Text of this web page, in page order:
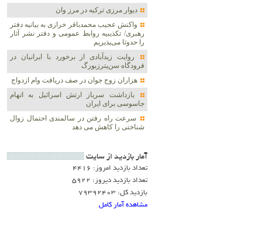
دیوار مرزی ترکیه در مرز وان
واکنش عجیب محمدباقر خرازی به بیانیه دفتر
رهبری/ تکذیبیه روابط عمومی و دفتر نشر آثار
را حدوثا می‌پذیریم
روایت زیدآبادی از برخورد با ایرانیان در
فرودگاه سن‌پترزبورگ
هزاران زوج‌ جوان در صف دریافت وام ازدواج
بازداشت سرباز ارتش اسرائیل به اتهام
جاسوسی برای ایران
سرعت راه رفتن در سالمندی احتمال زوال
شناختی را کاهش می دهد
آمار بازديد از سايت
تعداد بازدید امروز: 4416
تعداد بازدید دیروز: 5922
بازدید کل: 79392403
مشاهده آمار کامل